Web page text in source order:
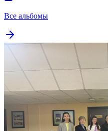
122
Подробнее
Все мероприятия
Фотогалерея